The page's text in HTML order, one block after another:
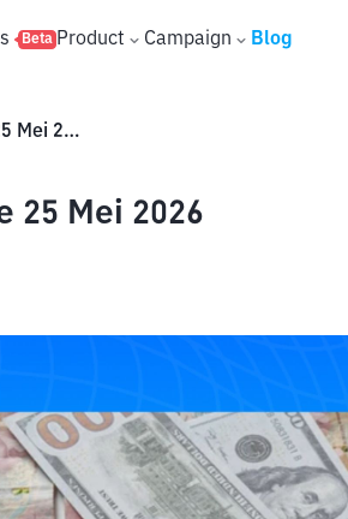
Beta Product Campaign Blog
Harga Dollar Hari Ini: Update 25 Mei 2026
25 Mei 2026